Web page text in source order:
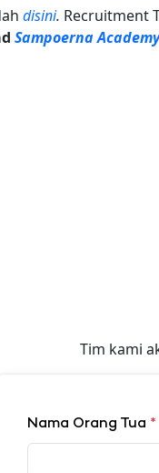
disini. Recruitment
Sampoerna
Tim kami
Nama Orang Tua *